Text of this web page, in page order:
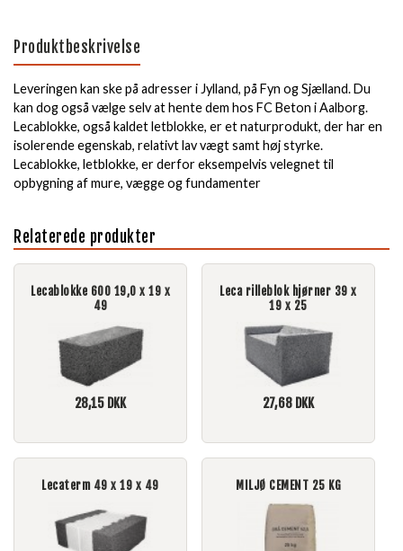
Produktbeskrivelse
Leveringen kan ske på adresser i Jylland, på Fyn og Sjælland. Du
kan dog også vælge selv at hente dem hos FC Beton i Aalborg.
Lecablokke, også kaldet letblokke, er et naturprodukt, der har en
isolerende egenskab, relativt lav vægt samt høj styrke.
Lecablokke, letblokke, er derfor eksempelvis velegnet til
opbygning af mure, vægge og fundamenter
Relaterede produkter
Lecablokke 600 19,0 x 19 x
49
28,15 DKK
Leca rilleblok hjørner 39 x
19 x 25
27,68 DKK
Lecaterm 49 x 19 x 49 MILJØ CEMENT 25 KG